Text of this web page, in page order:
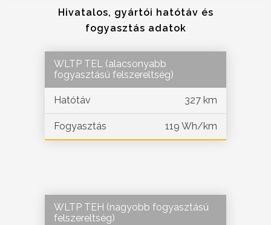
Hivatalos, gyártói hatótáv és
fogyasztás adatok
WLTP TEL (alacsonyabb
fogyasztású felszereltség)
Hatótáv 327 km
Fogyasztás 119 Wh/km
WLTP TEH (nagyobb fogyasztású
felszereltség)